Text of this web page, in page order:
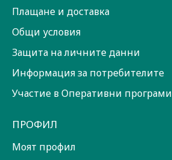
Плащане и доставка
Общи условия
Защита на личните данни
Информация за потребителите
Участие в Оперативни програми
ПРОФИЛ
Моят профил